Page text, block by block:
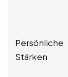
Persönliche
Stärken